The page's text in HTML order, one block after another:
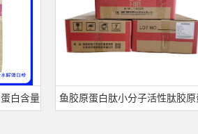
鱼胶原蛋白肽小分子活性肽胶原蛋